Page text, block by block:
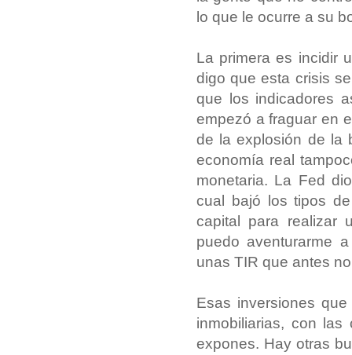
lo que le ocurre a su
La primera es incidir
digo que esta crisis
que los indicadores
empezó a fraguar en
de la explosión de la
economía real
monetaria. La Fed
cual bajó los tipos
capital para realizar
puedo aventurarme
unas TIR que antes
Esas inversiones
inmobiliarias, con
expones. Hay otras